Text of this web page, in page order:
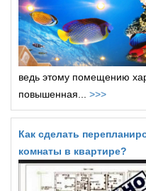
ведь этому помещению
повышенная... >>>
Как сделать
комнаты в квартире?